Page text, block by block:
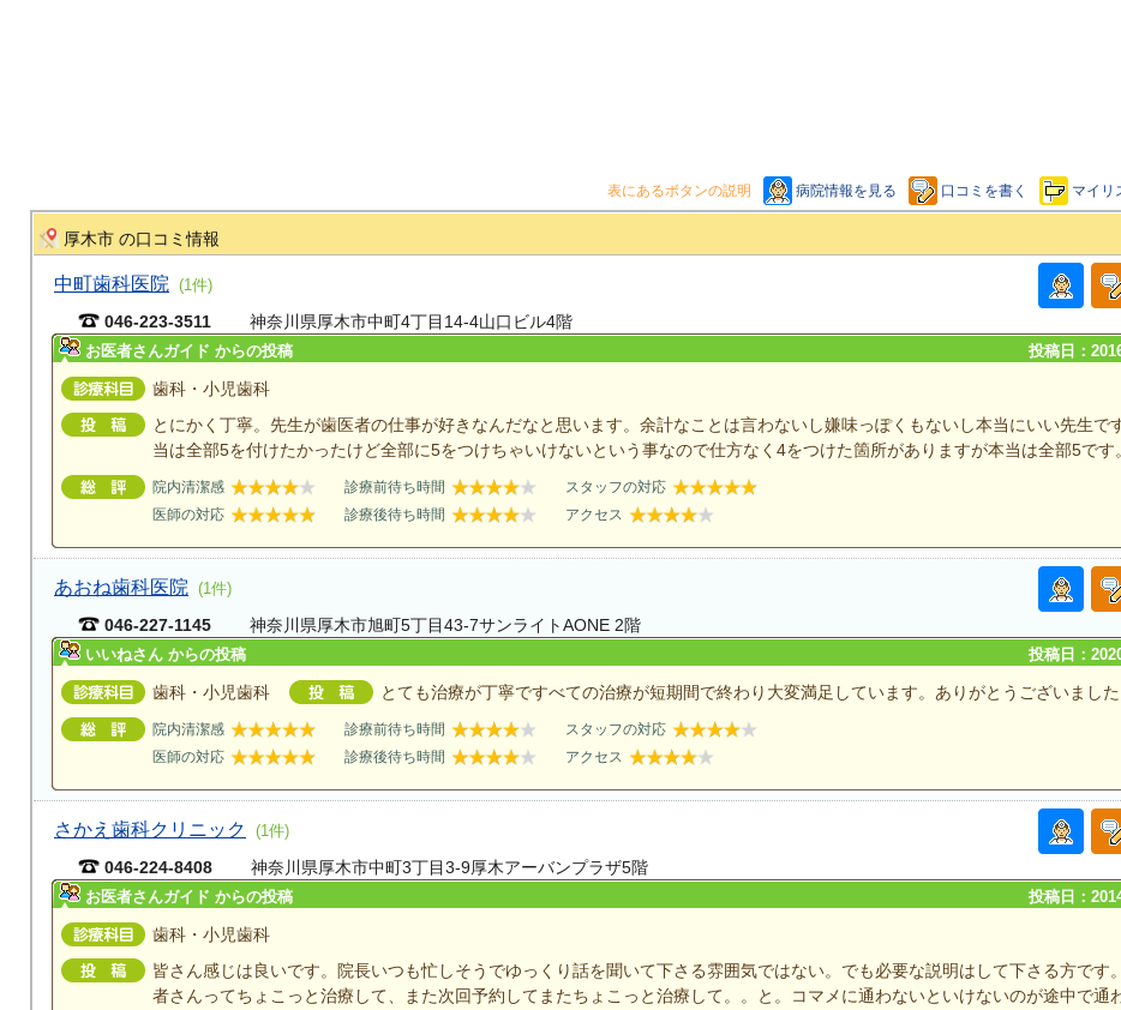
表にあるボタンの説明 病院情報を見る 口コミを書く マイリ
厚木市 の口コミ情報
中町歯科医院 (1件)
046-223-3511 神奈川県厚木市中町4丁目14-4山口ビル4階
お医者さんガイド からの投稿 投稿日：
歯科・小児歯科
とにかく丁寧。先生が歯医者の仕事が好きなんだなと思います。余計なことは言わないし嫌味っぽくもないし本当にいい先生で
当は全部5を付けたかったけど全部に5をつけちゃいけないという事なので仕方なく4をつけた箇所がありますが本当は全部5です。
院内清潔感 診療前待ち時間
スタッフの対応
医師の対応
診療後待ち時間 アクセス
あおね歯科医院 (1件)
046-227-1145 神奈川県厚木市旭町5丁目43-7サンライトAONE 2階
いいねさん からの投稿 投稿日：
歯科・小児歯科 とても治療が丁寧ですべての治療が短期間で終わり大変満足しています。ありがとうございました
院内清潔感 診療前待ち時間
スタッフの対応
医師の対応
診療後待ち時間 アクセス
さかえ歯科クリニック (1件)
046-224-8408 神奈川県厚木市中町3丁目3-9厚木アーバンプラザ5階
お医者さんガイド からの投稿 投稿日：
歯科・小児歯科
皆さん感じは良いです。院長いつも忙しそうでゆっくり話を聞いて下さる雰囲気ではない。でも必要な説明はして下さる方です
者さんってちょこっと治療して、また次回予約してまたちょこっと治療して。。と。コマメに通わないといけないのが途中で通